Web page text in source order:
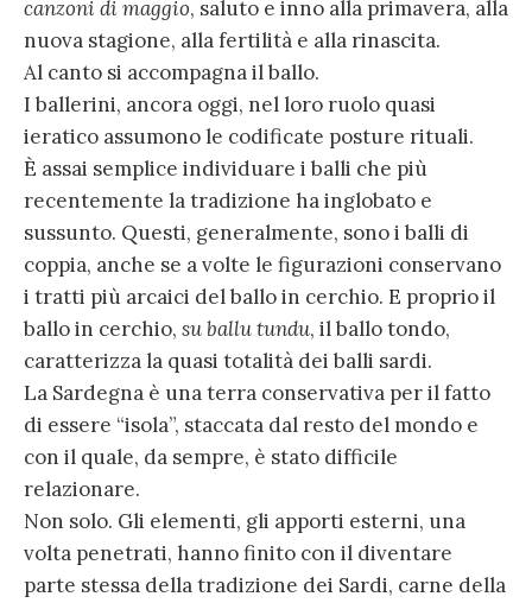
canzoni di maggio, saluto e inno alla primavera, alla
nuova stagione, alla fertilità e alla rinascita.
Al canto si accompagna il ballo.
I ballerini, ancora oggi, nel loro ruolo quasi
ieratico assumono le codificate posture rituali.
È assai semplice individuare i balli che più
recentemente la tradizione ha inglobato e
sussunto. Questi, generalmente, sono i balli di
coppia, anche se a volte le figurazioni conservano
i tratti più arcaici del ballo in cerchio. E proprio il
ballo in cerchio, su ballu tundu, il ballo tondo,
caratterizza la quasi totalità dei balli sardi.
La Sardegna è una terra conservativa per il fatto
di essere “isola”, staccata dal resto del mondo e
con il quale, da sempre, è stato difficile
relazionare.
Non solo. Gli elementi, gli apporti esterni, una
volta penetrati, hanno finito con il diventare
parte stessa della tradizione dei Sardi, carne della